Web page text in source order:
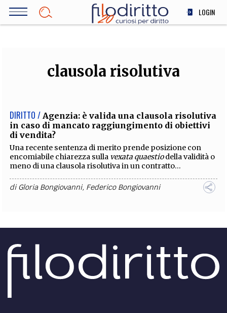
Salta
LOGIN
SOCIETÀ
STORIA E FILOSOFIA
INNOVAZIONE
ALTRO
TEAM
EXTRA
CODICI RUBRICHE LIBRI PROCEEDINGS PUBBLICITÀ CONTATTI
clausola risolutiva
DIRITTO / Agenzia: è valida una clausola risolutiva
in caso di mancato raggiungimento di obiettivi
di vendita?
Una recente sentenza di merito prende posizione con
encomiabile chiarezza sulla vexata quaestiodella validità o
meno di una clausola risolutiva in un contratto...
diGloria Bongiovanni, Federico Bongiovanni